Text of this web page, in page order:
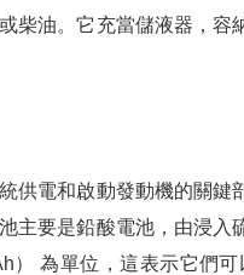
柴油。它充當儲液器，
供電和啟動發動機的關
主要是鉛酸電池，由浸
） 為單位，這表示它們